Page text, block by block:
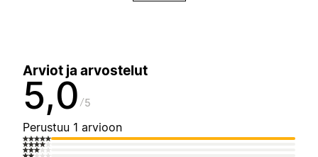
Arviot ja arvostelut
5,0 5
Perustuu 1 arvioon